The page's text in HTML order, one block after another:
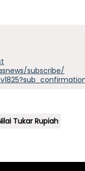
subscribe/
Tukar Rupiah